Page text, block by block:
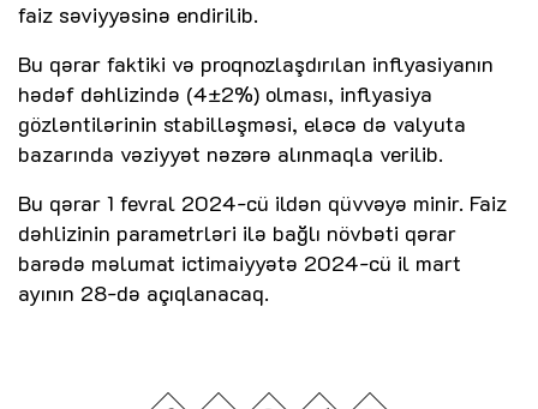
faiz səviyyəsinə endirilib.
Bu qərar faktiki və proqnozlaşdırılan inflyasiyanın
hədəf dəhlizində (4±2%) olması, inflyasiya
gözləntilərinin stabilləşməsi, eləcə də valyuta
bazarında vəziyyət nəzərə alınmaqla verilib.
Bu qərar 1 fevral 2024-cü ildən qüvvəyə minir. Faiz
dəhlizinin parametrləri ilə bağlı növbəti qərar
barədə məlumat ictimaiyyətə 2024-cü il mart
ayının 28-də açıqlanacaq.